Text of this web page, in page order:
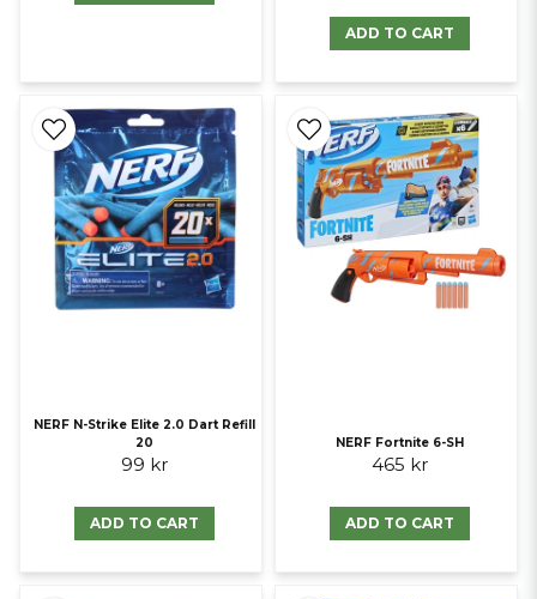
2021 för Microsoft Windows, Nintendo Switch, PlayStation 4,
PlayStation 5, Xbox One och Xbox Series X/S. År 2021 utvecklades ett
Gang Stockholm och släpptes av Metaverse Team under licens från
Hasbro på onlineplattformen Roblox. I augusti 2022 släppte
utvecklarna Secret Location under licens från Hasbro Virtual reality-
spelet multiplayer shooter med titeln NERF Ultimate Championships
för Meta Quest 2-plattformen. I april 2023 samarbetade de med
spelet Stumble Guys för att lägga till ett minispel med Nerf-tema till
deras spel.
ADD TO CART
NERF N-Strike Elite 2.0 Dart Refill
20
99 kr
ADD TO CART
NERF Fortnite 6-SH
465 kr
ADD TO CART